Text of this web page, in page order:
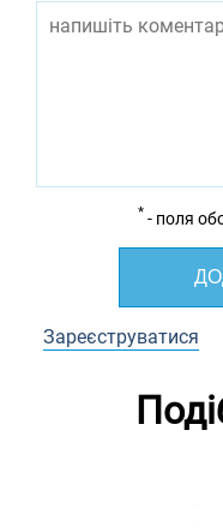
* - поля
Зареєструватися